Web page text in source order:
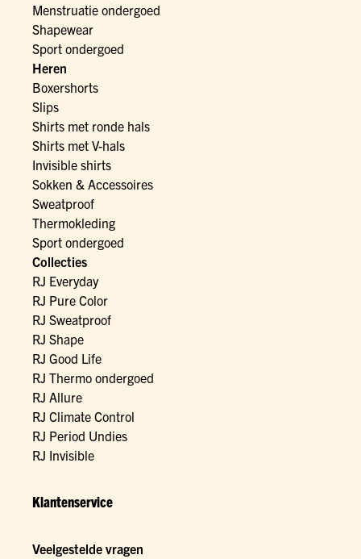
Menstruatie ondergoed
Shapewear
Sport ondergoed
Heren
Boxershorts
Slips
Shirts met ronde hals
Shirts met V-hals
Invisible shirts
Sokken & Accessoires
Sweatproof
Thermokleding
Sport ondergoed
Collecties
RJ Everyday
RJ Pure Color
RJ Sweatproof
RJ Shape
RJ Good Life
RJ Thermo ondergoed
RJ Allure
RJ Climate Control
RJ Period Undies
RJ Invisible
Klantenservice
Veelgestelde vragen